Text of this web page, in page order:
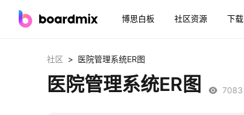
博思白板 社区资源 下载
社区 > 医院管理系统ER图
医院管理系统ER图 7083